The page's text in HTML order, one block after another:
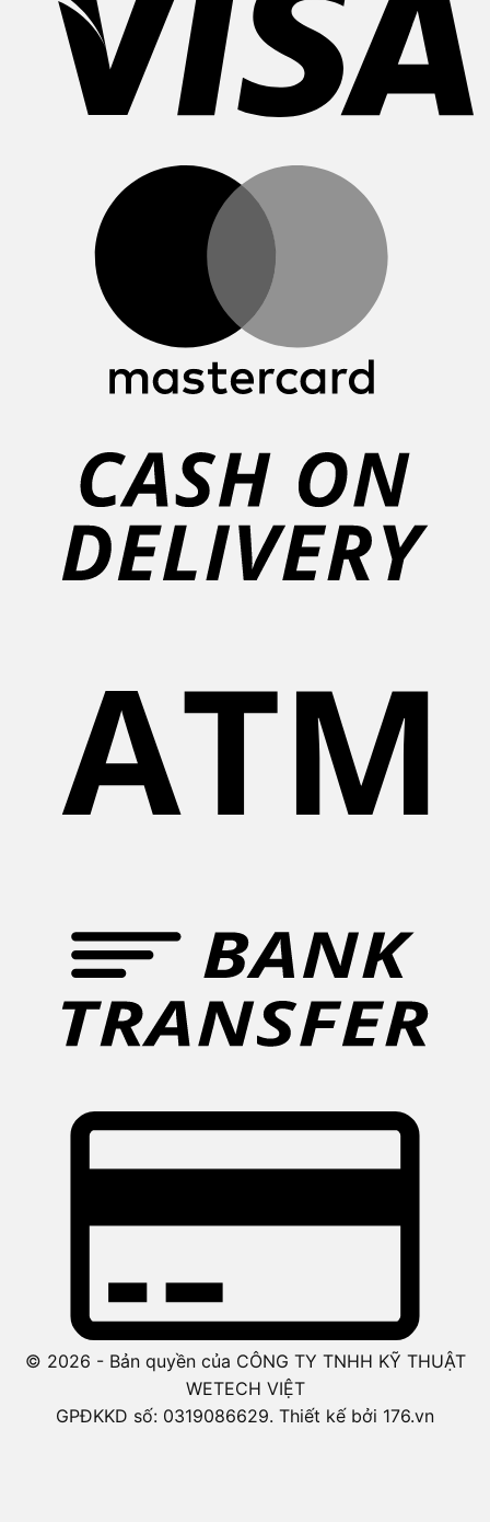
© 2026 - Bản quyền của CÔNG TY TNHH KỸ THUẬT
WETECH VIỆT
GPĐKKD số: 0319086629. Thiết kế bởi 176.vn